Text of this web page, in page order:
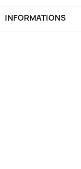
INFORMATIONS